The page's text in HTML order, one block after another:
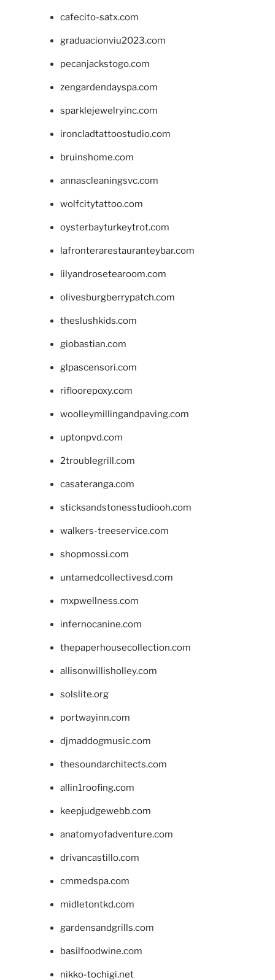
cafecito-satx.com
graduacionviu2023.com
pecanjackstogo.com
zengardendayspa.com
sparklejewelryinc.com
ironcladtattoostudio.com
bruinshome.com
annascleaningsvc.com
wolfcitytattoo.com
oysterbayturkeytrot.com
lafronterarestauranteybar.com
lilyandrosetearoom.com
olivesburgberrypatch.com
theslushkids.com
giobastian.com
glpascensori.com
rifloorepoxy.com
woolleymillingandpaving.com
uptonpvd.com
2troublegrill.com
casateranga.com
sticksandstonesstudiooh.com
walkers-treeservice.com
shopmossi.com
untamedcollectivesd.com
mxpwellness.com
infernocanine.com
thepaperhousecollection.com
allisonwillisholley.com
solslite.org
portwayinn.com
djmaddogmusic.com
thesoundarchitects.com
allin1roofing.com
keepjudgewebb.com
anatomyofadventure.com
drivancastillo.com
cmmedspa.com
midletontkd.com
gardensandgrills.com
basilfoodwine.com
nikko-tochigi.net